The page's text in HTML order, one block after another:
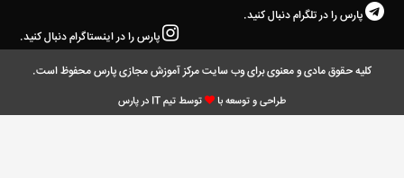
پارس را در تلگرام دنبال کنید.
پارس را در اینستاگرام دنبال کنید.
کلیه حقوق مادی و معنوی برای وب سایت مرکز آموزش مجازی پارس محفوظ است.
طراحی و توسعه با توسط تیم IT در پارس